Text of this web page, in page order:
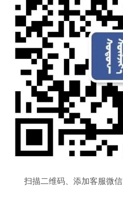
扫描二维码、添加客服微信